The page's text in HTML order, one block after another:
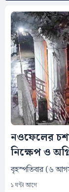
নওফেলের
নিক্ষেপ ও
বৃহস্পতিবার (৬
১ ঘন্টা আগে